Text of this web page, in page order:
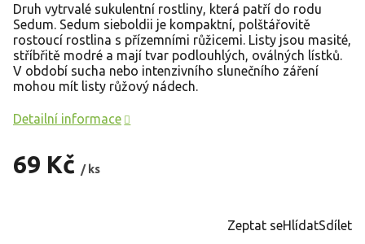
69 Kč / ks
Druh vytrvalé sukulentní rostliny, která patří do rodu
Sedum. Sedum sieboldii je kompaktní, polštářovitě
rostoucí rostlina s přízemními růžicemi. Listy jsou masité,
stříbřitě modré a mají tvar podlouhlých, oválných lístků.
V období sucha nebo intenzivního slunečního záření
mohou mít listy růžový nádech.
Detailní informace
Zeptat seHlídatSdílet